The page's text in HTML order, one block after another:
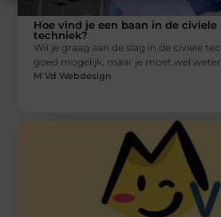
Hoe vind je een baan in de civiele
techniek?
Wil je graag aan de slag in de civiele
goed mogelijk, maar je moet wel
M Vd Webdesign